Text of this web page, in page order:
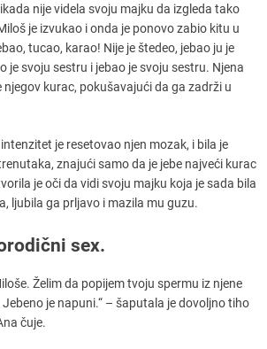
nije videla svoju majku da izgleda tako
je izvukao i onda je ponovo zabio kitu u
tucao, karao! Nije je štedeo, jebao ju je
je svoju sestru i jebao je svoju sestru. Njena
kurac, pokušavajući da ga zadrži u
je resetovao njen mozak, i bila je
znajući samo da je jebe najveći kurac
je oči da vidi svoju majku koja je sada bila
ljubila ga prljavo i mazila mu guzu.
sex.
Želim da popijem tvoju spermu iz njene
je napuni.“ – šaputala je dovoljno tiho
čuje.